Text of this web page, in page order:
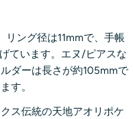
リング径は11mmで、手帳
ています。エヌ/ピアスな
ダーは長さが約105mmで
す。
ス伝統の天地アオリポケ